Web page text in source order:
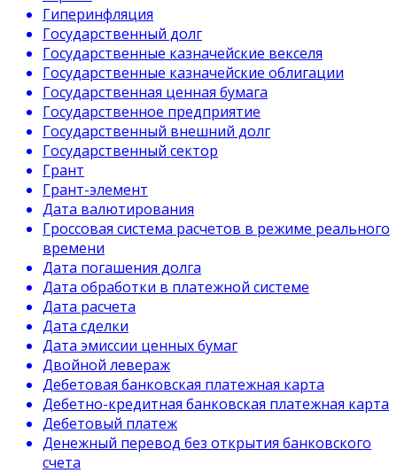
Гиперинфляция
Государственный долг
Государственные казначейские векселя
Государственные казначейские облигации
Государственная ценная бумага
Государственное предприятие
Государственный внешний долг
Государственный сектор
Грант
Грант-элемент
Дата валютирования
Гроссовая система расчетов в режиме реального
времени
Дата погашения долга
Дата обработки в платежной системе
Дата расчета
Дата сделки
Дата эмиссии ценных бумаг
Двойной левераж
Дебетовая банковская платежная карта
Дебетно-кредитная банковская платежная карта
Дебетовый платеж
Денежный перевод без открытия банковского
счета